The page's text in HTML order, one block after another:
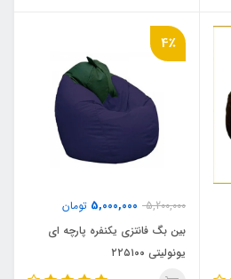
4٪
5,200,000
5,000,000 تومان
بین بگ فانتزی یکنفره پارچه ای
یونولیتی ۲۲۵۱۰۰